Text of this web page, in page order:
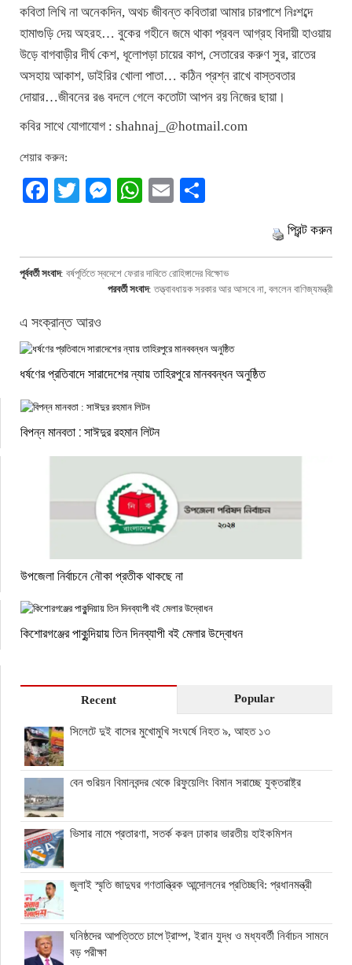
কবিতা লিখি না অনেকদিন, অথচ জীবন্ত কবিতারা আমার চারপাশে নিঃশব্দে
হামাগুড়ি দেয় অহরহ… বুকের গহীনে জমে থাকা প্রবল আগ্রহ বিদায়ী হাওয়ায়
উড়ে বাগবাড়ীর দীর্ঘ কেশ, ধূলোপড়া চায়ের কাপ, সেতারের করুণ সুর, রাতের
অসহায় আকাশ, ডাইরির খোলা পাতা… কঠিন প্রশ্ন রাখে বাস্তবতার
দোয়ার…জীবনের রঙ বদলে গেলে কতোটা আপন রয় নিজের ছায়া।
কবির সাথে যোগাযোগ : shahnaj_@hotmail.com
শেয়ার করুন:
Facebook
TwitterMessenger
WhatsApp
Email
প্রিন্ট করুন
পূর্ববর্তী সংবাদ: বর্ষপূর্তিতে স্বদেশে ফেরার দাবিতে রোহিঙ্গাদের বিক্ষোভ
পরবর্তী সংবাদ:তত্ত্বাবধায়ক সরকার আর আসবে না, বললেন বাণিজ্যমন্ত্রী
এ সংক্রান্ত আরও
ধর্ষণের প্রতিবাদে সারাদেশের ন্যায় তাহিরপুরে মানববন্ধন অনুষ্ঠিত
বিপন্ন মানবতা : সাঈদুর রহমান লিটন
উপজেলা নির্বাচনে নৌকা প্রতীক থাকছে না
কিশোরগঞ্জের পাকুন্দিয়ায় তিন দিনব্যাপী বই মেলার উদ্বোধন
Recent Popular
সিলেটে দুই বাসের মুখোমুখি সংঘর্ষে নিহত ৯, আহত ১৩
বেন গুরিয়ন বিমানবন্দর থেকে রিফুয়েলিং বিমান সরাচ্ছে যুক্তরাষ্ট্র
ভিসার নামে প্রতারণা, সতর্ক করল ঢাকার ভারতীয় হাইকমিশন
জুলাই স্মৃতি জাদুঘর গণতান্ত্রিক আন্দোলনের প্রতিচ্ছবি: প্রধানমন্ত্রী
ঘনিষ্ঠদের আপত্তিতে চাপে ট্রাম্প, ইরান যুদ্ধ ও মধ্যবর্তী নির্বাচন সামনে
বড় পরীক্ষা